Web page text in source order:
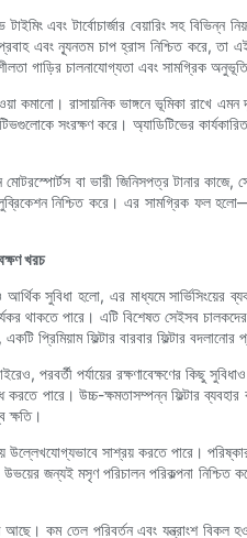
এবং টার্বোচার্জার বেয়ারিং সহ বিভিন্ন
এবং ন্যূনতম চাপ হ্রাস নিশ্চিত করে,
গাড়ির চালনাযোগ্যতা এবং সামগ্রিক
রাসায়নিক ভাঙ্গনে ভূমিকা রাখে এমন
সংরক্ষণ করে। অ্যাডিটিভের
মোটরস্পোর্টস বা ভারী জিনিসপত্র টানার
নিশ্চিত করে। এর সামগ্রিক ফল
খরচ
সুবিধা হলো, এর মাধ্যমে সার্ভিসিংয়ের
থাকতে পারে। এটি বিশেষত সেইসব
প্রিমিয়াম ফিল্টার বারবার ফিল্টার
পরবর্তী পর্যায়ের রক্ষণাবেক্ষণের কিছু
করতে পারে। উচ্চ-ক্ষমতাসম্পন্ন ফিল্টার
ক্ষতি।
উল্লেখযোগ্যভাবে সাশ্রয় করতে পারে।
জন্যই মসৃণ পরিচালন পরিকল্পনা নিশ্চিত
আছে। কম তেল পরিবর্তন এবং যন্ত্রাংশ